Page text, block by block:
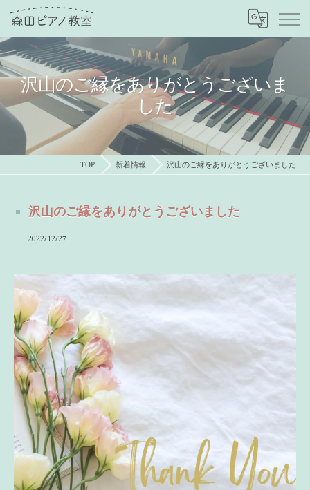
沢山のご縁をありがとうございま
した
TOP 新着情報 沢山のご縁をありがとうございました
沢山のご縁をありがとうございました
2022/12/27